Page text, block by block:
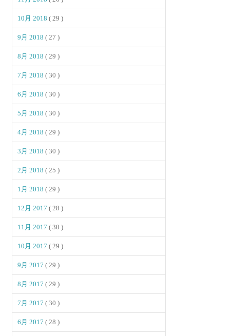
10月 2018( 29 )
9月 2018( 27 )
8月 2018( 29 )
7月 2018( 30 )
6月 2018( 30 )
5月 2018( 30 )
4月 2018( 29 )
3月 2018( 30 )
2月 2018( 25 )
1月 2018( 29 )
12月 2017( 28 )
11月 2017( 30 )
10月 2017( 29 )
9月 2017( 29 )
8月 2017( 29 )
7月 2017( 30 )
6月 2017( 28 )